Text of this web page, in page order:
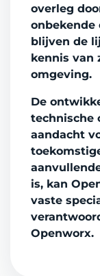
overleg
onbekende
blijven de
kennis van
omgeving.
De
technische
aandacht
is, kan
vaste
Openworx.